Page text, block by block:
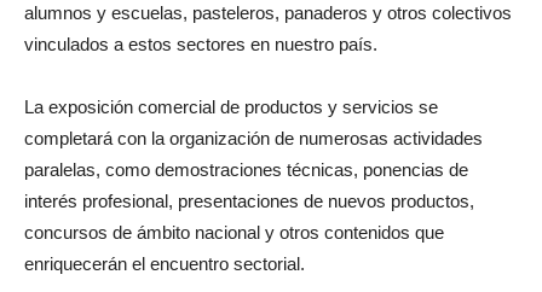
alumnos y escuelas, pasteleros, panaderos y otros colectivos
vinculados a estos sectores en nuestro país.
La exposición comercial de productos y servicios se
completará con la organización de numerosas actividades
paralelas, como demostraciones técnicas, ponencias de
interés profesional, presentaciones de nuevos productos,
concursos de ámbito nacional y otros contenidos que
enriquecerán el encuentro sectorial.